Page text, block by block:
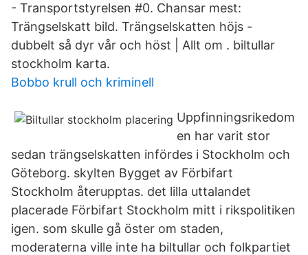
- Transportstyrelsen #0. Chansar mest:
Trängselskatt bild. Trängselskatten höjs -
dubbelt så dyr vår och höst | Allt om . biltullar
stockholm karta.
Bobbo krull och kriminell
Uppfinningsrikedom
en har varit stor
sedan trängselskatten infördes i Stockholm och
Göteborg. skylten Bygget av Förbifart
Stockholm återupptas. det lilla uttalandet
placerade Förbifart Stockholm mitt i rikspolitiken
igen. som skulle gå öster om staden,
moderaterna ville inte ha biltullar och folkpartiet